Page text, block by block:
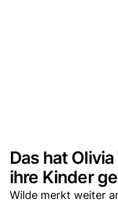
Das hat
ihre Kinder
Wilde merkt weiter